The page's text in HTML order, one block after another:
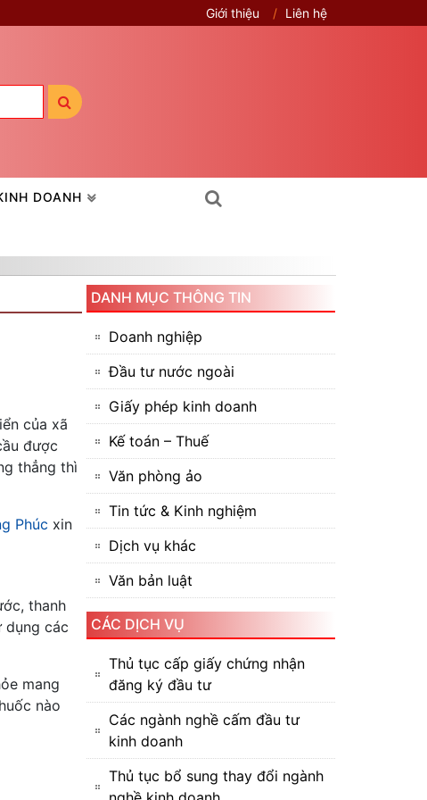
Giới thiệu Liên hệ
DOANH
của xã
được
thẳng thì
Phúc xin
thanh
dụng các
mang
nào
DANH MỤC THÔNG TIN
Doanh nghiệp
Đầu tư nước ngoài
Giấy phép kinh doanh
Kế toán – Thuế
Văn phòng ảo
Tin tức & Kinh nghiệm
Dịch vụ khác
Văn bản luật
CÁC DỊCH VỤ
Thủ tục cấp giấy chứng nhận
đăng ký đầu tư
Các ngành nghề cấm đầu tư
kinh doanh
Thủ tục bổ sung thay đổi ngành